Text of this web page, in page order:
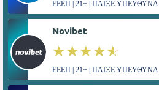
ΕΕΕΠ | 21+ | ΠΑΙΞΕ ΥΠΕΥΘΥΝΑ
Novibet
☆☆☆☆☆
★★★★★
ΕΕΕΠ | 21+ | ΠΑΙΞΕ ΥΠΕΥΘΥΝΑ